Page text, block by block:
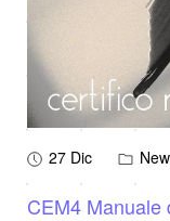
27 Dic
CEM4 Manuale